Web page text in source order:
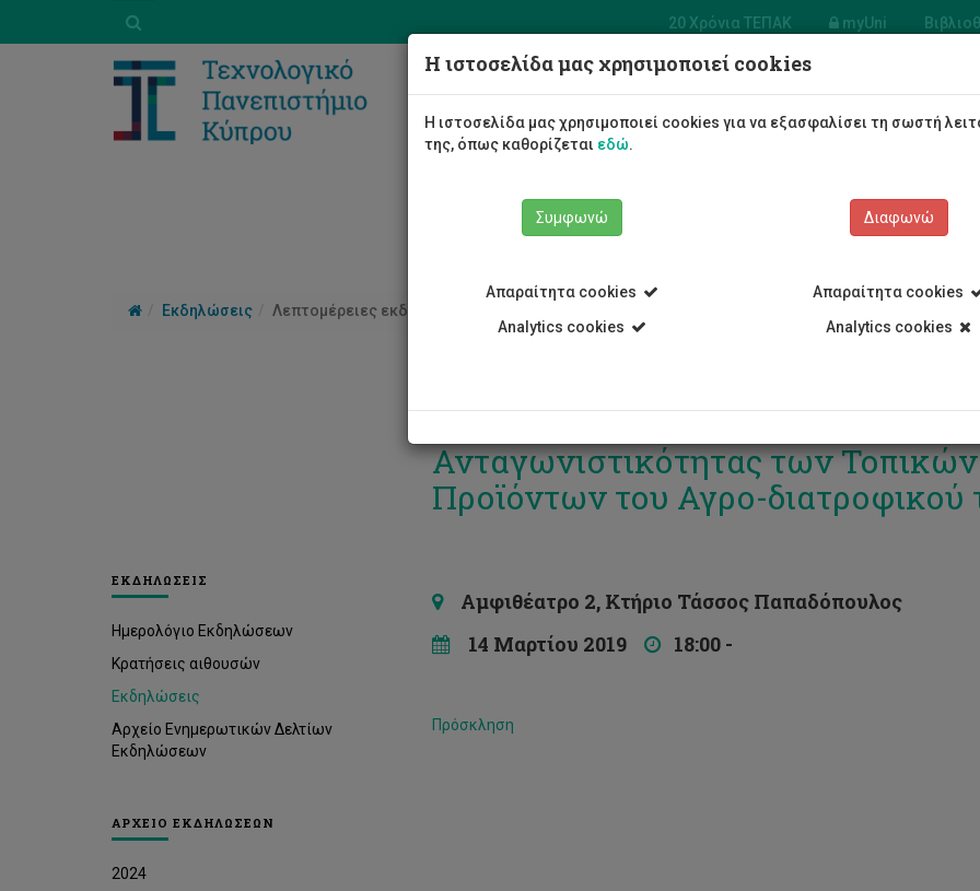
20 Χρόνια ΤΕΠΑΚ myUni
Φοιτητές/τριες Σπουδές
Εκδηλώσεις Λεπτομέρειες εκδήλωσης
ΕΚΔΗΛΩΣΕΙΣ
Ημερολόγιο Εκδηλώσεων
Κρατήσεις αιθουσών
Εκδηλώσεις
Αρχείο Ενημερωτικών Δελτίων
Εκδηλώσεων
ΑΡΧΕΙΟ ΕΚΔΗΛΩΣΕΩΝ
2024
Αναγνώριση της Αυθεντικότητας
Ανταγωνιστικότητας των
Προϊόντων του Αγρο-διατροφικού
Αμφιθέατρο 2, Κτήριο Τάσσος Παπαδόπουλος
14 Μαρτίου 2019
18:00 -
Πρόσκληση
Η ιστοσελίδα μας χρησιμοποιεί cookies
Η ιστοσελίδα μας χρησιμοποιεί cookies για να εξασφαλίσει τη σωστή
της, όπως καθορίζεται εδώ.
Συμφωνώ
Απαραίτητα cookies
Analytics cookies
Διαφωνώ
Απαραίτητα cookies
Analytics cookies